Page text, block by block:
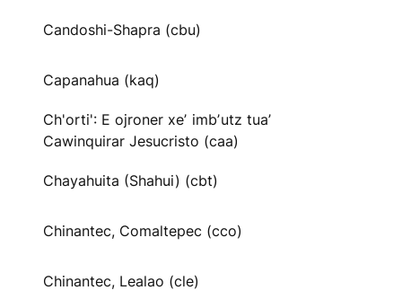
Candoshi-Shapra (cbu)
Capanahua (kaq)
Ch'orti': E ojroner xeʼ imbʼutz tuaʼ
Cawinquirar Jesucristo (caa)
Chayahuita (Shahui) (cbt)
Chinantec, Comaltepec (cco)
Chinantec, Lealao (cle)